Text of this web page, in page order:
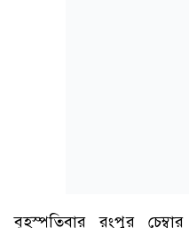
বৃহস্পতিবার রংপুর